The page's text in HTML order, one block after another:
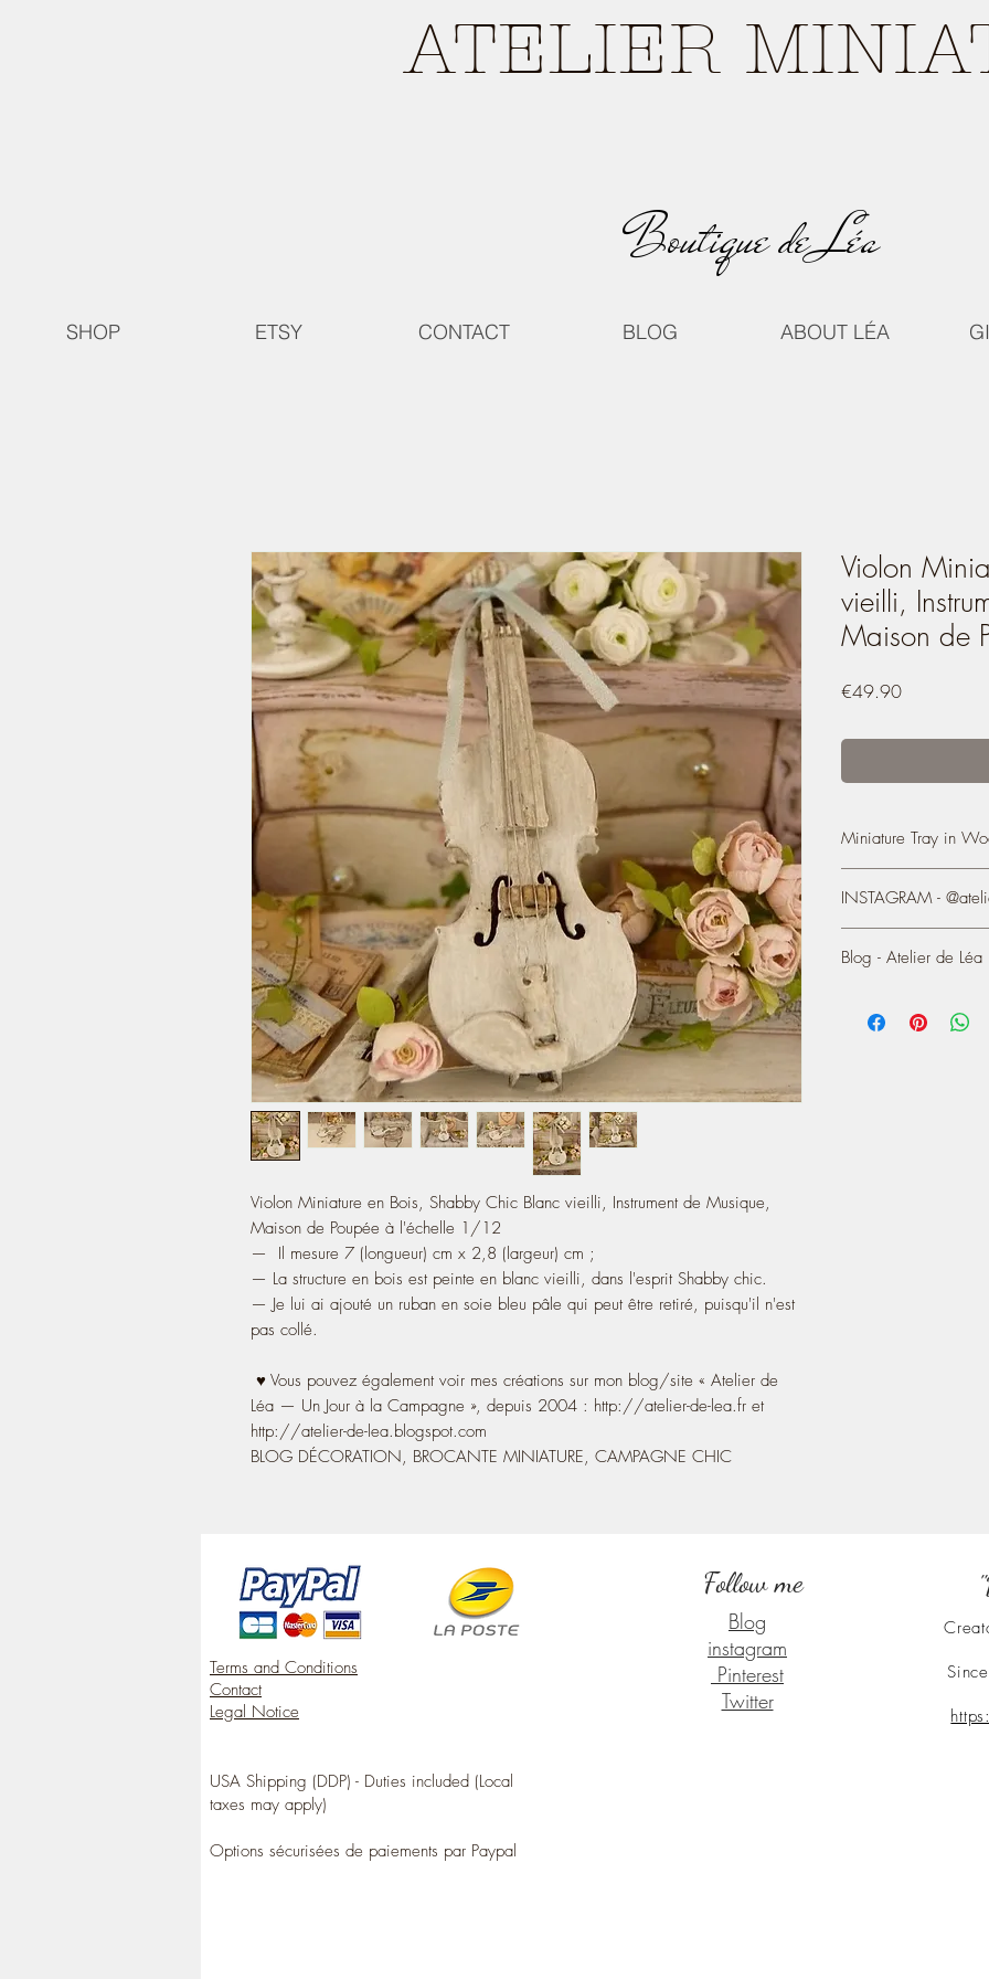
ATELIER
Boutique de Léa
SHOP ETSY CONTACT BLOG ABOUT LÉA
Violon Miniature en Bois, Shabby Chic Blanc vieilli, Instrument de Musique,
Maison de Poupée à l'échelle 1/12
— Il mesure 7 (longueur) cm x 2,8 (largeur) cm ;
— La structure en bois est peinte en blanc vieilli, dans l'esprit Shabby chic.
— Je lui ai ajouté un ruban en soie bleu pâle qui peut être retiré, puisqu'il n'est
pas collé.
♥ Vous pouvez également voir mes créations sur mon blog/site « Atelier de
Léa — Un Jour à la Campagne », depuis 2004 : http://atelier-de-lea.fr et
http://atelier-de-lea.blogspot.com
BLOG DÉCORATION, BROCANTE MINIATURE, CAMPAGNE CHIC
Violon
vieilli,
Maison de
€49.90Price
Miniature Tray in
Musical Instrument, 1/
- It measures 7 cm
- The wooden
Shabby chic spirit.
since it is not glued.
INSTAGRAM -
Blog - Atelier de Léa
Website, online since
Terms and Conditions
Contact
Legal Notice
USA Shipping (DDP) - Duties included (Local
taxes may apply)
Options sécurisées de paiements par Paypal
Follow me
Blog
instagram
Pinterest
Twitter